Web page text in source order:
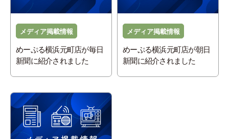
メディア掲載情報
めーぷる横浜元町店が毎日
新聞に紹介されました
メディア掲載情報
めーぷる横浜元町店が朝日
新聞に紹介されました